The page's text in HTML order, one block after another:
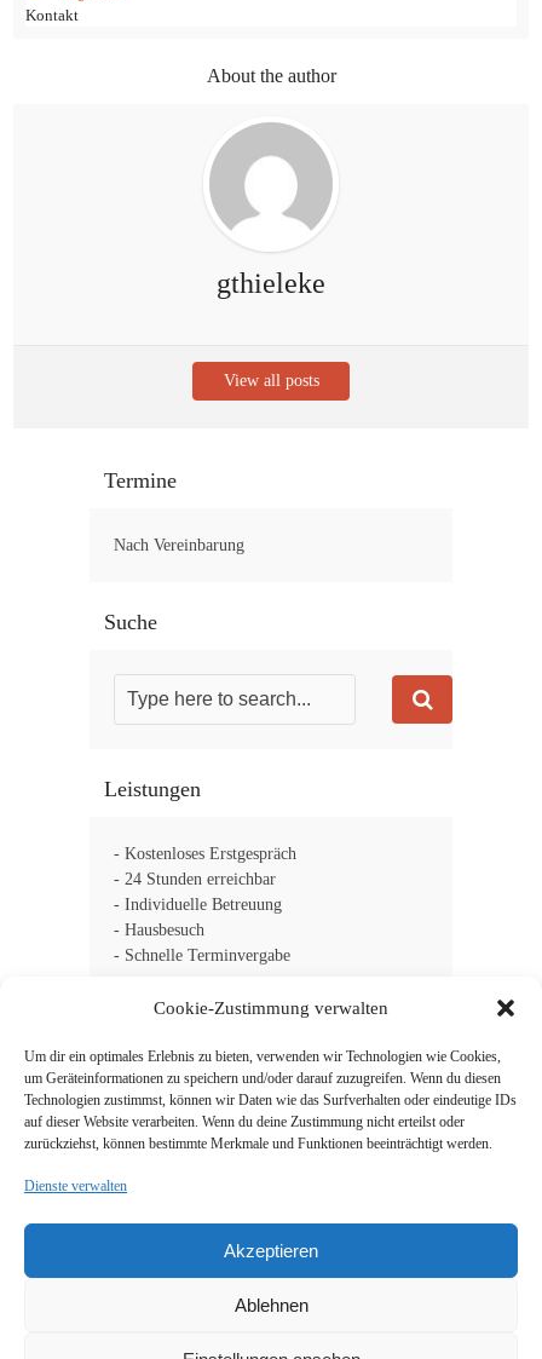
Cookie-Zustimmung verwalten
Um dir ein optimales Erlebnis zu bieten, verwenden wir Technologien wie Cookies,
um Geräteinformationen zu speichern und/oder darauf zuzugreifen. Wenn du diesen
Technologien zustimmst, können wir Daten wie das Surfverhalten oder eindeutige IDs
auf dieser Website verarbeiten. Wenn du deine Zustimmung nicht erteilst oder
zurückziehst, können bestimmte Merkmale und Funktionen beeinträchtigt werden.
Dienste verwalten
Akzeptieren
Ablehnen
Kontakt
About the author
gthieleke
View all posts
Termine
Nach Vereinbarung
Suche
Leistungen
- Kostenloses Erstgespräch
- 24 Stunden erreichbar
- Individuelle Betreuung
- Hausbesuch
- Schnelle Terminvergabe
Suche